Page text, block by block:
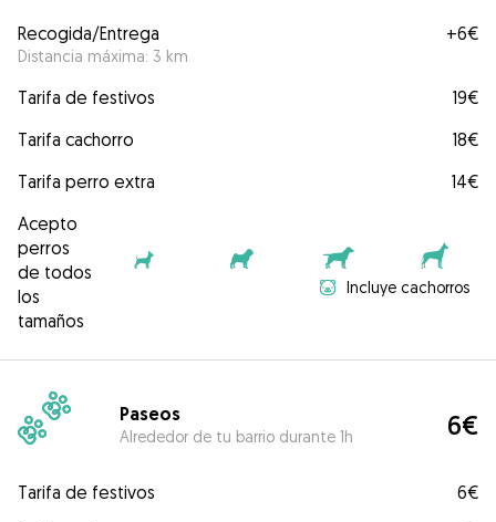
Recogida/Entrega
Distancia máxima: 3 km
+6€
Tarifa de festivos
19€
Tarifa cachorro
18€
Tarifa perro extra
14€
Acepto
perros
de todos
los
tamaños
Incluye cachorros
Paseos
Alrededor de tu barrio durante 1h 6€
Tarifa de festivos
6€